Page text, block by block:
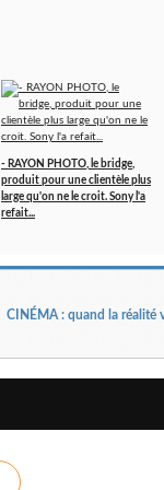
- RAYON PHOTO, le bridge,
produit pour une clientèle plus
large qu'on ne le croit. Sony l'a
refait...